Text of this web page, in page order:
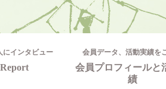
にインタビュー 会員データ、活動実績を
会員プロフィールと
績